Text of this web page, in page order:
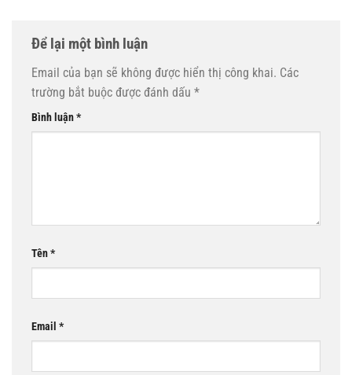
Để lại một bình luận
Email của bạn sẽ không được hiển thị công khai. Các
trường bắt buộc được đánh dấu *
Bình luận*
Tên*
Email *